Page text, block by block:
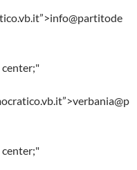
center;"
center;"